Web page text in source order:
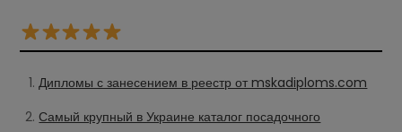
Дипломы с занесением в реестр от mskadiploms.com
Самый крупный в Украине каталог посадочного